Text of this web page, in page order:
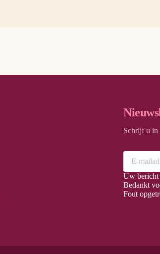
Schrijf u in
Uw bericht
Bedankt
Fout